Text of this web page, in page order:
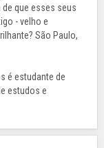
de que esses seus
- velho e
São Paulo,
é estudante de
estudos e